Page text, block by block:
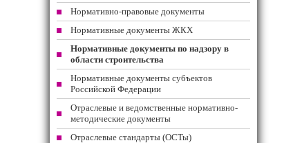
Нормативно-правовые документы
Нормативные документы ЖКХ
Нормативные документы по надзору в
области строительства
Нормативные документы субъектов
Российской Федерации
Отраслевые и ведомственные нормативно-
методические документы
Отраслевые стандарты (ОСТы)